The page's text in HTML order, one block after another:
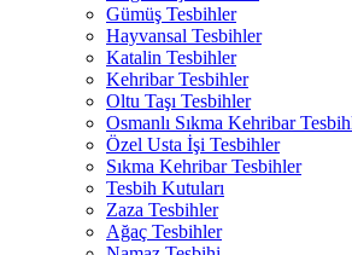
Gümüş Tesbihler
Hayvansal Tesbihler
Katalin Tesbihler
Kehribar Tesbihler
Oltu Taşı Tesbihler
Osmanlı Sıkma Kehribar
Özel Usta İşi Tesbihler
Sıkma Kehribar Tesbihler
Tesbih Kutuları
Zaza Tesbihler
Ağaç Tesbihler